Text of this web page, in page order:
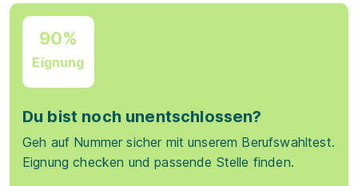
90%
Eignung
Du bist noch unentschlossen?
Geh auf Nummer sicher mit unserem Berufswahltest.
Eignung checken und passende Stelle finden.